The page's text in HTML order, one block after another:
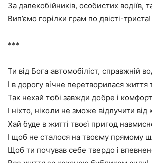
За далекобійників, особистих водіїв,
Вип’ємо горілки грам по двісті-триста!
***
Ти від Бога автомобіліст, справжній
І в дорогу вічне перетворилася життя
Так нехай тобі завжди добре і
І ніхто, ніколи не зможе відлучити від
Хай буде в житті твоєї пригод
І щоб не сталося на твоєму прямому
Щоб ти почував себе твердо і